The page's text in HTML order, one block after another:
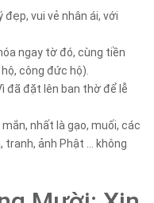
đẹp, vui vẻ nhân ái, với
ngay tờ đó, cùng tiền
công đức hộ).
đã đặt lên ban thờ để lễ
nhất là gạo, muối, các
ảnh Phật ... không